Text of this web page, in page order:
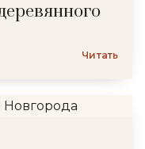
Читать